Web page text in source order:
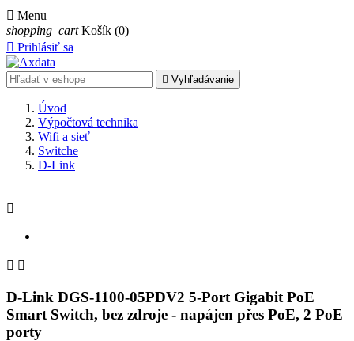
 Menu
shopping_cart Košík (0)
 Prihlásiť sa
 Vyhľadávanie
Úvod
Výpočtová technika
Wifi a sieť
Switche
D-Link

 
D-Link DGS-1100-05PDV2 5-Port Gigabit PoE
Smart Switch, bez zdroje - napájen přes PoE, 2 PoE
porty